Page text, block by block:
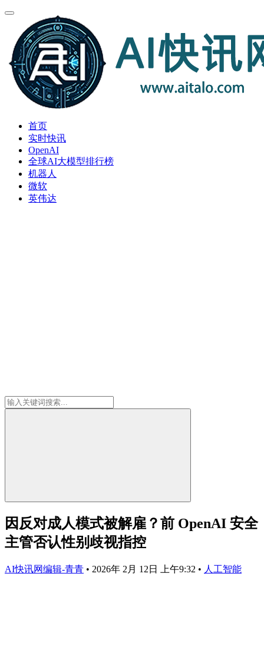
首页
实时快讯
OpenAI
全球AI大模型排行榜
机器人
微软
英伟达
因反对成人模式被解雇？前 OpenAI 安全
主管否认性别歧视指控
AI快讯网编辑-青青 • 2026年 2月 12日 上午9:32 • 人工智能